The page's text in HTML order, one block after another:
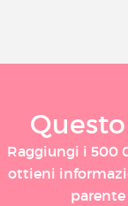
Raggiungi i 500
ottieni